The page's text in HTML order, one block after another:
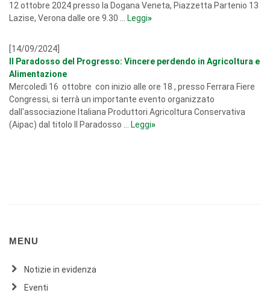
12 ottobre 2024 presso la Dogana Veneta, Piazzetta Partenio 13
Lazise, Verona dalle ore 9.30 ...
Leggi»
[14/09/2024]
Il Paradosso del Progresso: Vincere perdendo in Agricoltura e
Alimentazione
Mercoledì 16 ottobre con inizio alle ore 18 , presso Ferrara Fiere
Congressi, si terrà un importante evento organizzato
dall'associazione Italiana Produttori Agricoltura Conservativa
(Aipac) dal titolo Il Paradosso ...
Leggi»
MENU
Notizie in evidenza
Eventi